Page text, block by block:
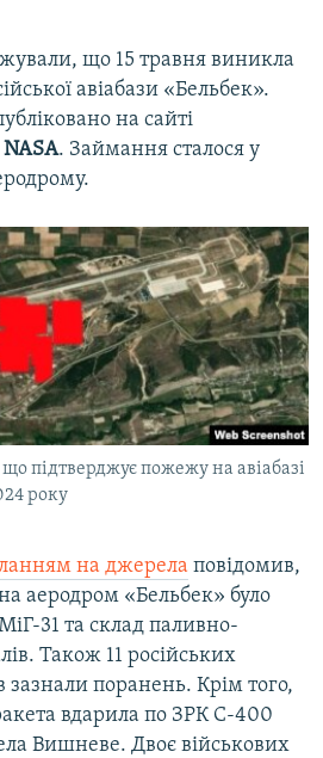
що 15 травня виникла
авіабази «Бельбек».
на сайті
NASA. Займання сталося у
підтверджує пожежу на авіабазі
року
на джерела повідомив,
аеродром «Бельбек» було
31 та склад паливно-
Також 11 російських
зазнали поранень. Крім того,
вдарила по ЗРК С-400
Вишневе. Двоє військових